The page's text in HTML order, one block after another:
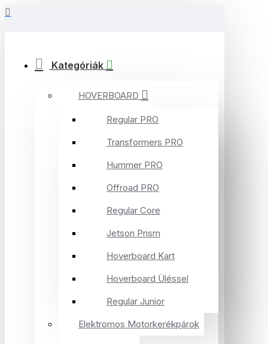
Kategóriák
HOVERBOARD
Regular PRO
Transformers PRO
Hummer PRO
Offroad PRO
Regular Core
Jetson Prism
Hoverboard Kart
Hoverboard Üléssel
Regular Junior
Elektromos Motorkerékpárok